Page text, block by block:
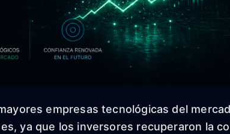
empresas tecnológicas del
ya que los inversores recuperaron la